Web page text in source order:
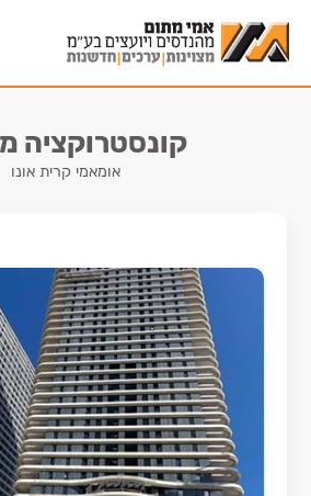
קונסטרוקציה
אומאמי קרית אונו